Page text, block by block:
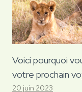
Voici pourquoi
votre prochain
20 juin 2023